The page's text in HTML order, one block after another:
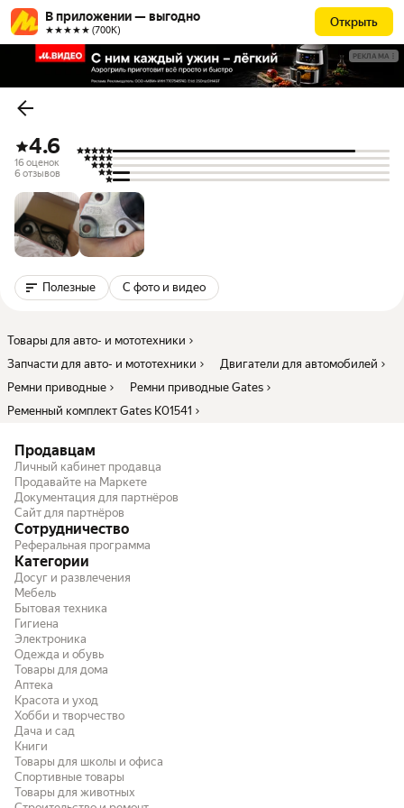
В приложении — выгодно
★★★★★ (700К)
Открыть
РЕКЛАМА
4.6
16 оценок
6 отзывов
Полезные С фото и видео
Товары для авто- и мототехники
Запчасти для авто- и мототехники
Двигатели для автомобилей
Ремни приводные
Ремни приводные Gates
Ременный комплект Gates K01541
Продавцам
Личный кабинет продавца
Продавайте на Маркете
Документация для партнёров
Сайт для партнёров
Сотрудничество
Реферальная программа
Категории
Досуг и развлечения
Мебель
Бытовая техника
Гигиена
Электроника
Одежда и обувь
Товары для дома
Аптека
Красота и уход
Хобби и творчество
Дача и сад
Книги
Товары для школы и офиса
Спортивные товары
Товары для животных